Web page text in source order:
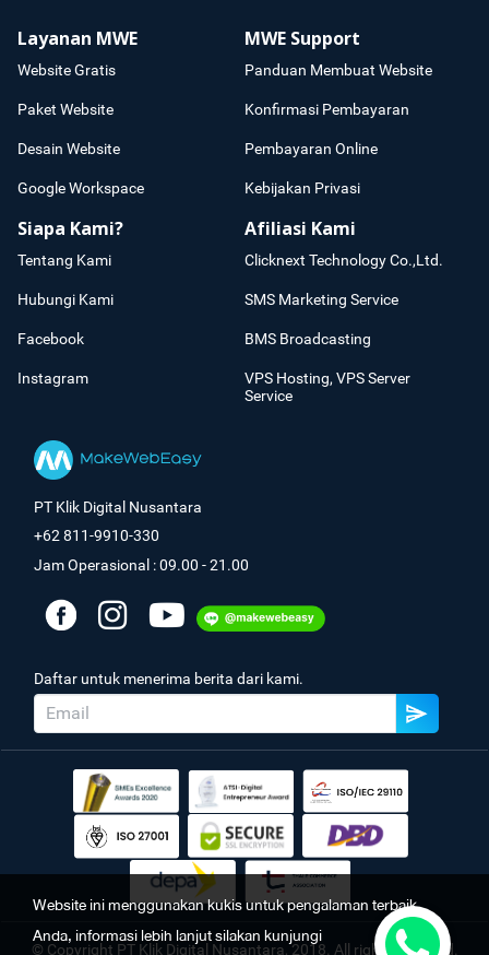
Layanan MWE
Website Gratis
Paket Website
Desain Website
Google Workspace
MWE Support
Panduan Membuat Website
Konfirmasi Pembayaran
Pembayaran Online
Kebijakan Privasi
Siapa Kami?
Tentang Kami
Hubungi Kami
Facebook
Instagram
Afiliasi Kami
Clicknext Technology Co.,Ltd.
SMS Marketing Service
BMS Broadcasting
VPS Hosting, VPS Server
Service
PT Klik Digital Nusantara
+62 811-9910-330
Jam Operasional : 09.00 - 21.00
Daftar untuk menerima berita dari kami.
© Copyright PT Klik Digital Nusantara, 2018. All rights reserved.
Website ini menggunakan kukis untuk pengalaman terbaik
Anda, informasi lebih lanjut silakan kunjungi